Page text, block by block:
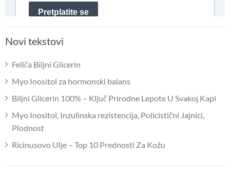
Novi tekstovi
Feliča Biljni Glicerin
Myo Inositol za hormonski balans
Biljni Glicerin 100% – Ključ Prirodne Lepote U Svakoj Kapi
Myo Inositol, Inzulinska rezistencija, Policistični Jajnici,
Plodnost
Ricinusovo Ulje – Top 10 Prednosti Za Kožu